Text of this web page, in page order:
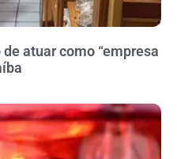
atuar como “empresa